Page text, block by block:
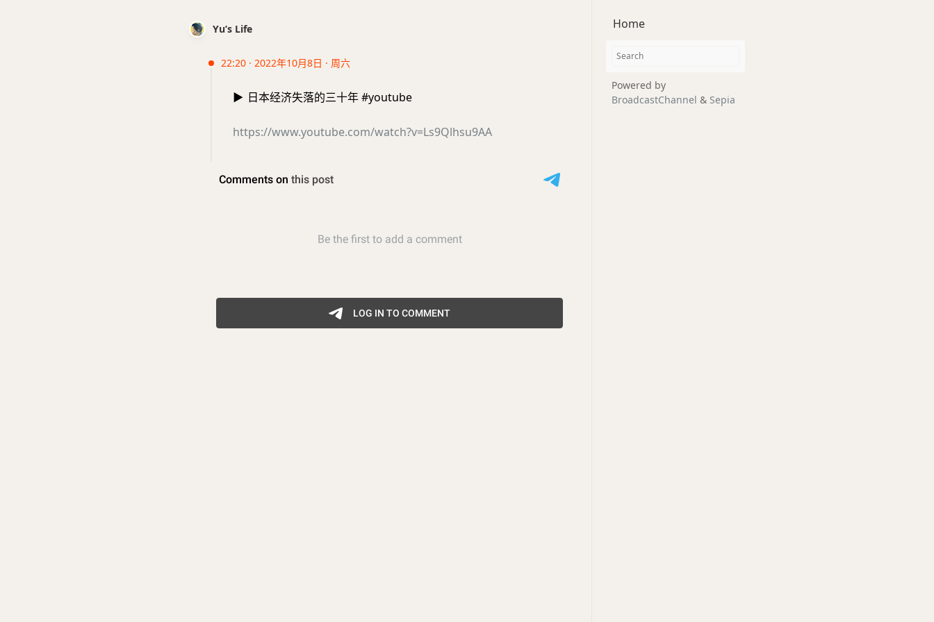
Yu’s Life
22:20 · 2022年10月8日 · 周六
▶️ 日本经济失落的三十年 #youtube
https://www.youtube.com/watch?v=Ls9Qlhsu9AA
Home
Powered by
BroadcastChannel & Sepia